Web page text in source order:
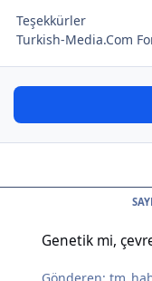
Teşekkürler
Turkish-Media.Com
Genetik mi,
Gönderen: